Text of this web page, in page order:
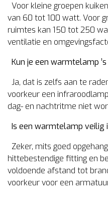
Voor kleine groepen
van 60 tot 100 watt. Voor
ruimtes kan 150 tot 250
ventilatie en
Kun je een warmtelamp
Ja, dat is zelfs aan te
voorkeur een
dag- en nachtritme niet
Is een warmtelamp veilig
Zeker, mits goed
hittebestendige fitting en
voldoende afstand tot
voorkeur voor een